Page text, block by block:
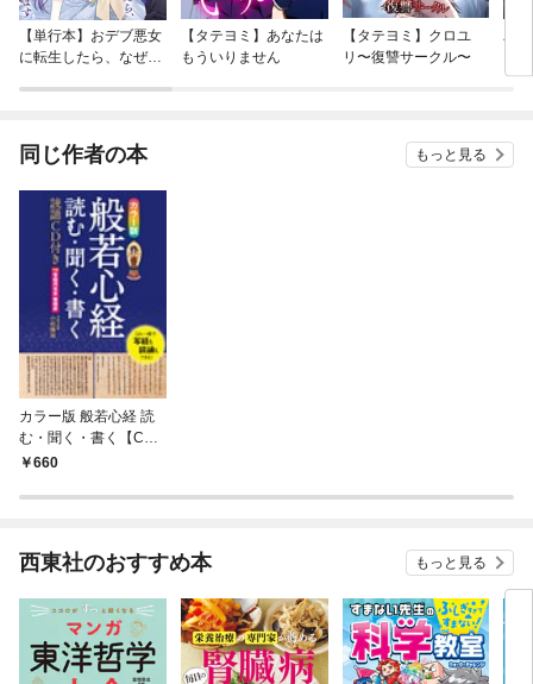
【単行本】おデブ悪女
に転生したら、なぜか
【タテヨミ】あなたは
もういりません
【タテヨミ】クロユ
リ〜復讐サークル〜
バ
今
同じ作者の本 もっと見る
カラー版 般若心経 読
む・聞く・書く【CD-
ROM無し】
660
西東社のおすすめ本 もっと見る